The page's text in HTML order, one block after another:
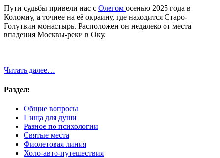
Пути судьбы привели нас с Олегом осенью 2025 года в
Коломну, а точнее на её окраину, где находится Старо-
Голутвин монастырь. Расположен он недалеко от места
впадения Москвы-реки в Оку.
Читать далее…
Раздел:
Общие вопросы
Пища для души
Разное по психологии
Святые места
Фиолетовая линия
Холо-авто-путешествия